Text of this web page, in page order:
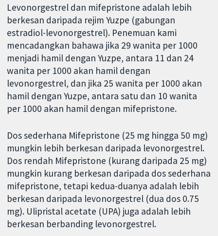
Levonorgestrel dan mifepristone adalah lebih
berkesan daripada rejim Yuzpe (gabungan
estradiol-levonorgestrel). Penemuan kami
mencadangkan bahawa jika 29 wanita per 1000
menjadi hamil dengan Yuzpe, antara 11 dan 24
wanita per 1000 akan hamil dengan
levonorgestrel, dan jika 25 wanita per 1000 akan
hamil dengan Yuzpe, antara satu dan 10 wanita
per 1000 akan hamil dengan mifepristone.
Dos sederhana Mifepristone (25 mg hingga 50 mg)
mungkin lebih berkesan daripada levonorgestrel.
Dos rendah Mifepristone (kurang daripada 25 mg)
mungkin kurang berkesan daripada dos sederhana
mifepristone, tetapi kedua-duanya adalah lebih
berkesan daripada levonorgestrel (dua dos 0.75
mg). Ulipristal acetate (UPA) juga adalah lebih
berkesan berbanding levonorgestrel.